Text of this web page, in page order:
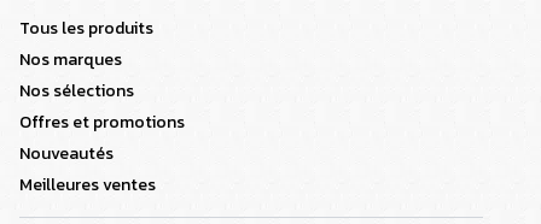
Tous les produits
Nos marques
Nos sélections
Offres et promotions
Nouveautés
Meilleures ventes